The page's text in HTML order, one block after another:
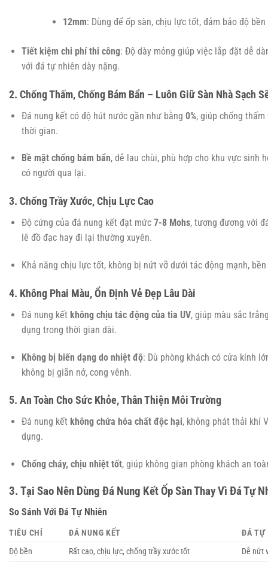
12mm: Dùng để ốp sàn, chịu lực tốt, đảm bảo độ
Tiết kiệm chi phí thi công: Độ dày mỏng giúp việc lắp đặt dễ
với đá tự nhiên dày nặng.
2. Chống Thấm, Chống Bám Bẩn – Luôn Giữ Sàn Nhà Sạch
Đá nung kết có độ hút nước gần như bằng 0%, giúp chống
thời gian.
Bề mặt chống bám bẩn, dễ lau chùi, phù hợp cho khu vực sinh
có người qua lại.
3. Chống Trầy Xước, Chịu Lực Cao
Độ cứng của đá nung kết đạt mức 7-8 Mohs, tương đương với
lê đồ đạc hay đi lại thường xuyên.
Khả năng chịu lực tốt, không bị nứt vỡ dưới tác động mạnh,
4. Không Phai Màu, Ổn Định Vẻ Đẹp Lâu Dài
Đá nung kết không chịu tác động của tia UV, giúp màu sắc
dụng trong thời gian dài.
Không bị biến dạng do nhiệt độ: Dù phòng khách có cửa kính
không bị giãn nở, cong vênh.
5. An Toàn Cho Sức Khỏe, Thân Thiện Môi Trường
Đá nung kết không chứa hóa chất độc hại, không phát thải khí
dụng.
Chống cháy, chịu nhiệt tốt, giúp không gian phòng khách an
3. Tại Sao Nên Dùng Đá Nung Kết Ốp Sàn Thay Vì Đá Tự
So Sánh Với Đá Tự Nhiên
TIÊU CHÍ ĐÁ NUNG KẾT
ĐÁ TỰ
Độ bền
Rất cao, chịu lực, chống trầy xước tốt
Dễ nứt